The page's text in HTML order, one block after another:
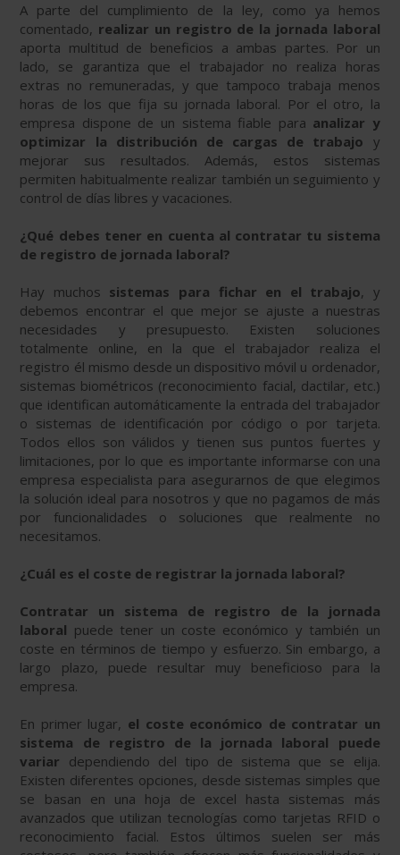
A parte del cumplimiento de la ley, como ya hemos
comentado, realizar un registro de la jornada laboral
aporta multitud de beneficios a ambas partes. Por un
lado, se garantiza que el trabajador no realiza horas
extras no remuneradas, y que tampoco trabaja menos
horas de los que fija su jornada laboral. Por el otro, la
empresa dispone de un sistema fiable para analizar y
optimizar la distribución de cargas de trabajo y
mejorar sus resultados. Además, estos sistemas
permiten habitualmente realizar también un seguimiento y
control de días libres y vacaciones.
¿Qué debes tener en cuenta al contratar tu sistema
de registro de jornada laboral?
Hay muchos sistemas para fichar en el trabajo, y
debemos encontrar el que mejor se ajuste a nuestras
necesidades y presupuesto. Existen soluciones
totalmente online, en la que el trabajador realiza el
registro él mismo desde un dispositivo móvil u ordenador,
sistemas biométricos (reconocimiento facial, dactilar, etc.)
que identifican automáticamente la entrada del trabajador
o sistemas de identificación por código o por tarjeta.
Todos ellos son válidos y tienen sus puntos fuertes y
limitaciones, por lo que es importante informarse con una
empresa especialista para asegurarnos de que elegimos
la solución ideal para nosotros y que no pagamos de más
por funcionalidades o soluciones que realmente no
necesitamos.
¿Cuál es el coste de registrar la jornada laboral?
Contratar un sistema de registro de la jornada
laboral puede tener un coste económico y también un
coste en términos de tiempo y esfuerzo. Sin embargo, a
largo plazo, puede resultar muy beneficioso para la
empresa.
En primer lugar, el coste económico de contratar un
sistema de registro de la jornada laboral puede
variar dependiendo del tipo de sistema que se elija.
Existen diferentes opciones, desde sistemas simples que
se basan en una hoja de excel hasta sistemas más
avanzados que utilizan tecnologías como tarjetas RFID o
reconocimiento facial. Estos últimos suelen ser más